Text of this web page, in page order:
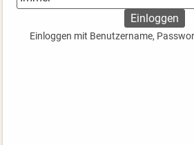
Einloggen mit Benutzername,